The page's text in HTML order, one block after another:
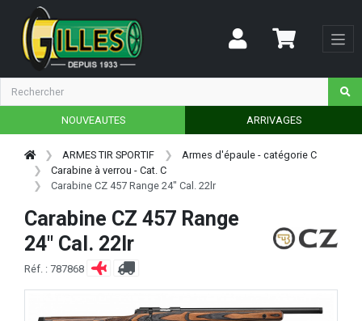
NOUVEAUTES ARRIVAGES
ARMES TIR SPORTIF
Armes d'épaule - catégorie C
Carabine à verrou - Cat. C
Carabine CZ 457 Range 24" Cal. 22lr
Carabine CZ 457 Range
24" Cal. 22lr
Réf. : 787868